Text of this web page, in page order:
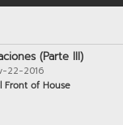
(Parte III)
22-2016
Front of House